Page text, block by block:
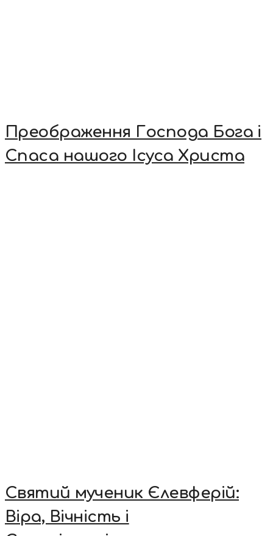
Преображення Господа Бога і
Спаса нашого Ісуса Христа
Святий мученик Єлевферій:
Віра, Вічність і